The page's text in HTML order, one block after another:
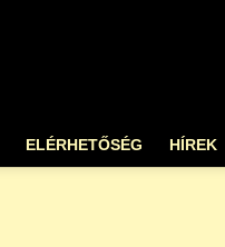
ELÉRHETŐSÉG HÍREK